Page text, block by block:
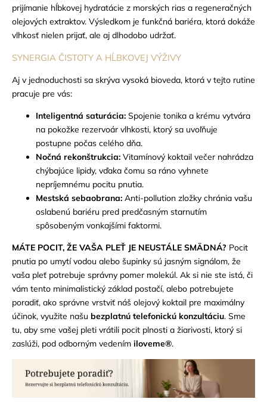
prijímanie hĺbkovej hydratácie z morských rias a regeneračných
olejových extraktov. Výsledkom je funkčná bariéra, ktorá dokáže
vlhkosť nielen prijať, ale aj dlhodobo udržať.
SYNERGIA ČISTOTY A HĹBKOVEJ VÝŽIVY
Aj v jednoduchosti sa skrýva vysoká bioveda, ktorá v tejto rutine
pracuje pre vás:
Inteligentná saturácia: Spojenie tonika a krému vytvára
na pokožke rezervoár vlhkosti, ktorý sa uvoľňuje
postupne počas celého dňa.
Nočná rekonštrukcia: Vitamínový koktail večer nahrádza
chýbajúce lipidy, vďaka čomu sa ráno vyhnete
nepríjemnému pocitu pnutia.
Mestská sebaobrana: Anti-pollution zložky chránia vašu
oslabenú bariéru pred predčasným starnutím
spôsobeným vonkajšími faktormi.
MÁTE POCIT, ŽE VAŠA PLEŤ JE NEUSTÁLE SMÄDNÁ? Pocit
pnutia po umytí vodou alebo šupinky sú jasným signálom, že
vaša pleť potrebuje správny pomer molekúl. Ak si nie ste istá, či
vám tento minimalistický základ postačí, alebo potrebujete
poradiť, ako správne vrstviť náš olejový koktail pre maximálny
účinok, využite našu bezplatnú telefonickú konzultáciu. Sme
tu, aby sme vašej pleti vrátili pocit plnosti a žiarivosti, ktorý si
zaslúži, pod odborným vedením iloveme®.